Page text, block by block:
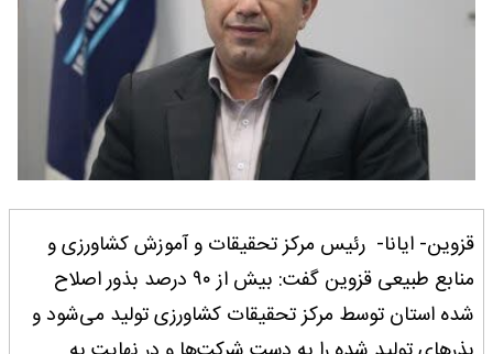
قزوین- ایانا- رئیس مرکز تحقیقات و آموزش کشاورزی و
منابع طبیعی قزوین گفت: بیش از ۹۰ درصد بذور اصلاح
شده استان توسط مرکز تحقیقات کشاورزی تولید می‌شود و